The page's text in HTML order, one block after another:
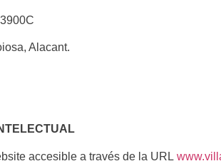
Alacant.
accesible a través de la URL